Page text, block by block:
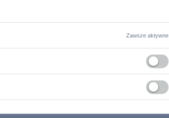
Zawsze aktywne